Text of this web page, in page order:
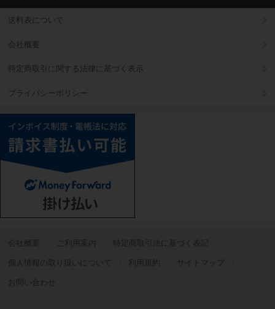
送料表について
会社概要
特定商取引に関する法律に基づく表示
プライバシーポリシー
会社概要 ご利用案内 特定商取引法に基づく表記
個人情報の取り扱いについて 利用規約 サイトマップ
お問い合わせ